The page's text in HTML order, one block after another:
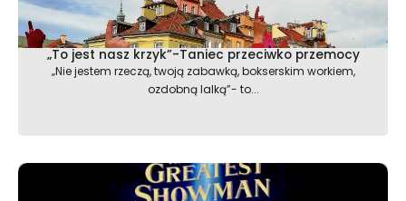
„To jest nasz krzyk”-Taniec przeciwko przemocy
„Nie jestem rzeczą, twoją zabawką, bokserskim workiem,
ozdobną lalką”- to...